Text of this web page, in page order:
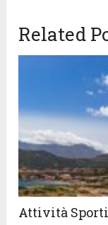
Related
Attività